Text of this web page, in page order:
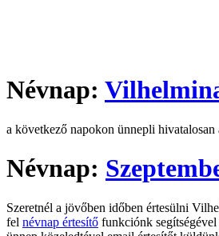
Névnap:
a következő napokon ünnepli hivatalosan
Névnap:
Szeretnél a jövőben időben értesülni
fel névnap értesítő funkciónk segítségével